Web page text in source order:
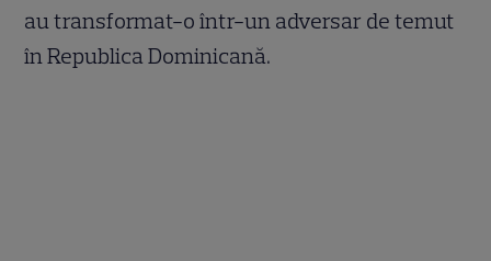
au transformat-o într-un adversar de temut
în Republica Dominicană.